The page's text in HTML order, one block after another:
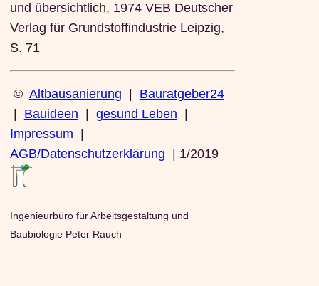
und übersichtlich, 1974 VEB Deutscher
Verlag für Grundstoffindustrie Leipzig,
S. 71
© Altbausanierung
Bauratgeber24
Bauideen gesund Leben
Impressum
AGB/Datenschutzerklärung | 1/2019
Ingenieurbüro für Arbeitsgestaltung und
Baubiologie Peter Rauch